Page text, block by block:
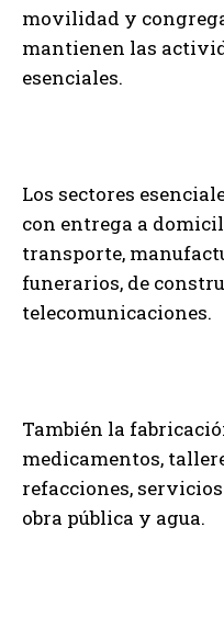
movilidad y
mantienen las
esenciales.
Los sectores
con entrega a
transporte,
funerarios, de
telecomunicaciones.
También la
medicamentos,
refacciones,
obra pública y agua.